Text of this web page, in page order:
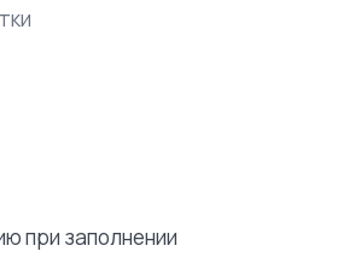
при заполнении